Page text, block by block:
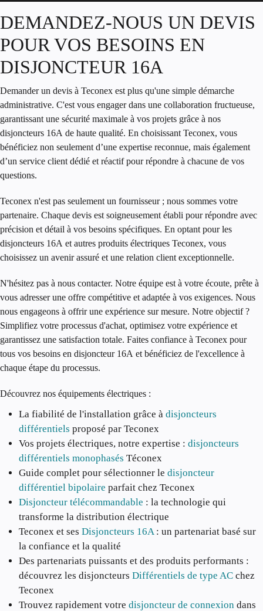
DEMANDEZ-NOUS UN DEVIS
POUR VOS BESOINS EN
DISJONCTEUR 16A
Demander un devis à Teconex est plus qu'une simple démarche
administrative. C'est vous engager dans une collaboration fructueuse,
garantissant une sécurité maximale à vos projets grâce à nos
disjoncteurs 16A de haute qualité. En choisissant Teconex, vous
bénéficiez non seulement d’une expertise reconnue, mais également
d’un service client dédié et réactif pour répondre à chacune de vos
questions.
Teconex n'est pas seulement un fournisseur ; nous sommes votre
partenaire. Chaque devis est soigneusement établi pour répondre avec
précision et détail à vos besoins spécifiques. En optant pour les
disjoncteurs 16A et autres produits électriques Teconex, vous
choisissez un avenir assuré et une relation client exceptionnelle.
N'hésitez pas à nous contacter. Notre équipe est à votre écoute, prête à
vous adresser une offre compétitive et adaptée à vos exigences. Nous
nous engageons à offrir une expérience sur mesure. Notre objectif ?
Simplifiez votre processus d'achat, optimisez votre expérience et
garantissez une satisfaction totale. Faites confiance à Teconex pour
tous vos besoins en disjoncteur 16A et bénéficiez de l'excellence à
chaque étape du processus.
Découvrez nos équipements électriques :
La fiabilité de l'installation grâce à disjoncteurs
différentiels proposé par Teconex
Vos projets électriques, notre expertise : disjoncteurs
différentiels monophasés Téconex
Guide complet pour sélectionner le disjoncteur
différentiel bipolaire parfait chez Teconex
Disjoncteur télécommandable : la technologie qui
transforme la distribution électrique
Teconex et ses Disjoncteurs 16A: un partenariat basé sur
la confiance et la qualité
Des partenariats puissants et des produits performants :
découvrez les disjoncteurs Différentiels de type AC chez
Teconex
Trouvez rapidement votre disjoncteur de connexion dans